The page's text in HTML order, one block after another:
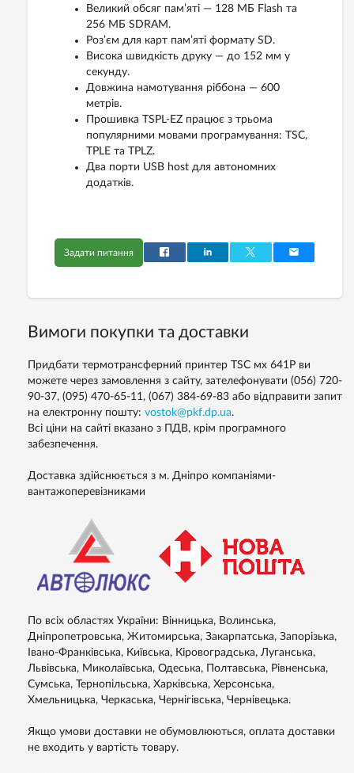
Великий обсяг пам’яті — 128 МБ Flash та
256 МБ SDRAM.
Роз’єм для карт пам’яті формату SD.
Висока швидкість друку — до 152 мм у
секунду.
Довжина намотування ріббона — 600
метрів.
Прошивка TSPL-EZ працює з трьома
популярними мовами програмування: TSC,
TPLE та TPLZ.
Два порти USB host для автономних
додатків.
Задати питання
Вимоги покупки та доставки
Придбати термотрансферний принтер TSC мх 641P ви
можете через замовлення з сайту, зателефонувати (056) 720-
90-37, (095) 470-65-11, (067) 384-69-83 або відправити запит
на електронну пошту: vostok@pkf.dp.ua.
Всі ціни на сайті вказано з ПДВ, крім програмного
забезпечення.
Доставка здійснюється з м. Дніпро компаніями-
вантажоперевізниками
По всіх областях України: Вінницька, Волинська,
Дніпропетровська, Житомирська, Закарпатська, Запорізька,
Івано-Франківська, Київська, Кіровоградська, Луганська,
Львівська, Миколаївська, Одеська, Полтавська, Рівненська,
Сумська, Тернопільська, Харківська, Херсонська,
Хмельницька, Черкаська, Чернігівська, Чернівецька.
Якщо умови доставки не обумовлюються, оплата доставки
не входить у вартість товару.